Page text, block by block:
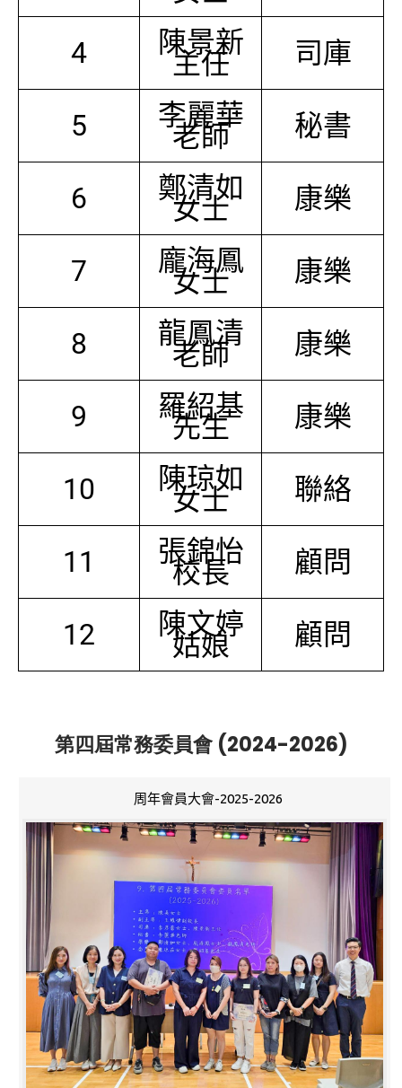
4 陳景新
主任 司庫
5 李麗華
老師 秘書
6 鄭清如
女士 康樂
7 龐海鳳
女士 康樂
8 龍鳳清
老師 康樂
9 羅紹基
先生 康樂
10 陳琼如
女士 聯絡
11 張錦怡
校長 顧問
12 陳文婷
姑娘 顧問
第四屆常務委員會 (2024-2026)
周年會員大會-2025-2026